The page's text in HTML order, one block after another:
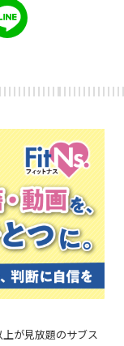
が見放題のサブス